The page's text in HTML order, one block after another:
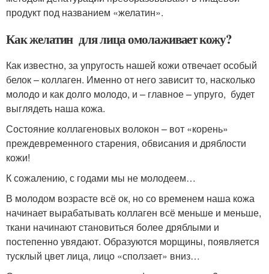
продукт под названием «желатин».
Как желатин для лица омолаживает кожу?
Как известно, за упругость нашей кожи отвечает особый
белок – коллаген. Именно от него зависит то, насколько
молодо и как долго молодо, и – главное – упруго, будет
выглядеть наша кожа.
Состояние коллагеновых волокон – вот «корень»
преждевременного старения, обвисания и дряблости
кожи!
К сожалению, с годами мы не молодеем…
В молодом возрасте всё ок, но со временем наша кожа
начинает вырабатывать коллаген всё меньше и меньше,
ткани начинают становиться более дряблыми и
постепенно увядают. Образуются морщины, появляется
тусклый цвет лица, лицо «сползает» вниз…